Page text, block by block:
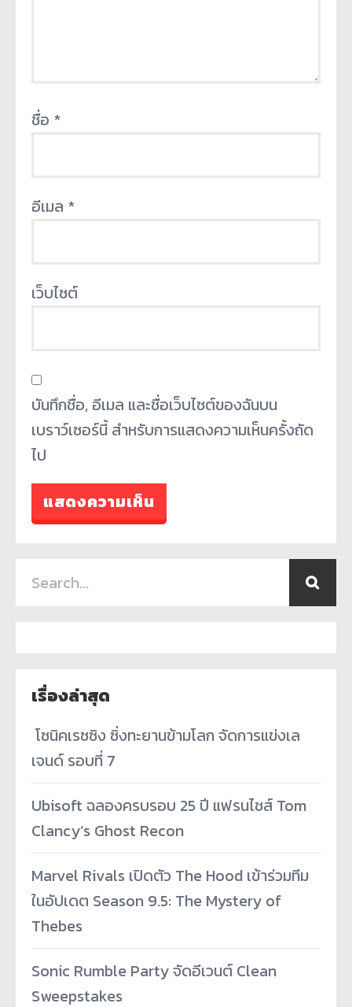
ชื่อ *
อีเมล *
เว็บไซต์
บันทึกชื่อ, อีเมล และชื่อเว็บไซต์ของฉันบน
เบราว์เซอร์นี้ สำหรับการแสดงความเห็นครั้งถัด
ไป
เรื่องล่าสุด
­ โซนิคเรซซิง ซิ่งทะยานข้ามโลก จัดการแข่งเล
เจนด์ รอบที่ 7
Ubisoft ฉลองครบรอบ 25 ปี แฟรนไชส์ Tom
Clancy’s Ghost Recon
Marvel Rivals เปิดตัว The Hood เข้าร่วมทีม
ในอัปเดต Season 9.5: The Mystery of
Thebes
Sonic Rumble Party จัดอีเวนต์ Clean
Sweepstakes